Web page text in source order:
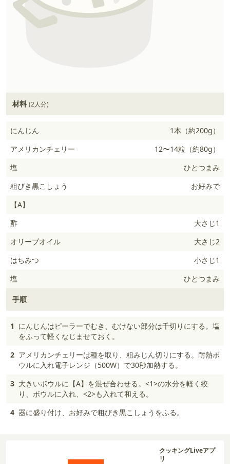
材料 (2人分)
にんじん
1本（約200g）
アメリカンチェリー
12〜14粒（約80g）
塩
ひとつまみ
粗びき黒こしょう
お好みで
【A】
酢
大さじ1
オリーブオイル
大さじ2
はちみつ
小さじ1
塩
ひとつまみ
手順
1 にんじんはピーラーでむき、むけない部分は千切りにする。塩
をふって軽くなじませておく。
2 アメリカンチェリーは種を取り、粗みじん切りにする。耐熱ボ
ウルに入れ電子レンジ（500W）で30秒加熱する。
3 大きいボウルに【A】を混ぜ合わせる。<1>の水分を軽く絞
り、ボウルに入れ、<2>も入れて和える。
4 器に盛り付け、お好みで粗びき黒こしょうをふる。
クッキングLiveアプ
リ